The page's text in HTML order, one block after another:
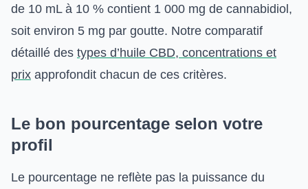
de 10 mL à 10 % contient 1 000 mg de cannabidiol,
soit environ 5 mg par goutte. Notre comparatif
détaillé des types d’huile CBD, concentrations et
prix approfondit chacun de ces critères.
Le bon pourcentage selon votre
profil
Le pourcentage ne reflète pas la puissance du